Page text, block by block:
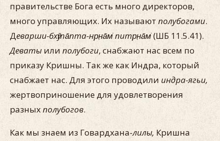
правительстве Бога есть много директоров,
много управляющих. Их называют полубогами.
Деварши-бхӯта̄пта-нр̣н̣а̄м̇ питр̣н̣а̄м̇(ШБ 11.5.41).
Деваты или полубоги, снабжают нас всем по
приказу Кришны. Так же как Индра, который
снабжает нас. Для этого проводили индра-ягьи,
жертвоприношение для удовлетворения
разныхполубогов.
Как мы знаем из Говардхана-лилы, Кришна